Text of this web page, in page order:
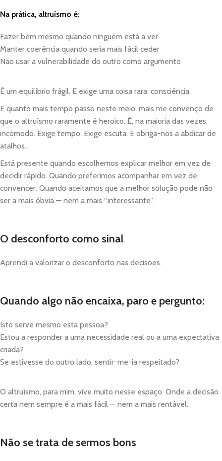
Na prática, altruísmo é:
Fazer bem mesmo quando ninguém está a ver
Manter coerência quando seria mais fácil ceder
Não usar a vulnerabilidade do outro como argumento
É um equilíbrio frágil. E exige uma coisa rara: consciência.
E quanto mais tempo passo neste meio, mais me convenço de
que o altruísmo raramente é heroico. É, na maioria das vezes,
incómodo. Exige tempo. Exige escuta. E obriga-nos a abdicar de
atalhos.
Está presente quando escolhemos explicar melhor em vez de
decidir rápido. Quando preferimos acompanhar em vez de
convencer. Quando aceitamos que a melhor solução pode não
ser a mais óbvia — nem a mais “interessante”.
O desconforto como sinal ­
Aprendi a valorizar o desconforto nas decisões.
Quando algo não encaixa, paro e pergunto:
Isto serve mesmo esta pessoa?
Estou a responder a uma necessidade real ou a uma expectativa
criada?
Se estivesse do outro lado, sentir-me-ia respeitado?
O altruísmo, para mim, vive muito nesse espaço. Onde a decisão
certa nem sempre é a mais fácil — nem a mais rentável.
Não se trata de sermos bons